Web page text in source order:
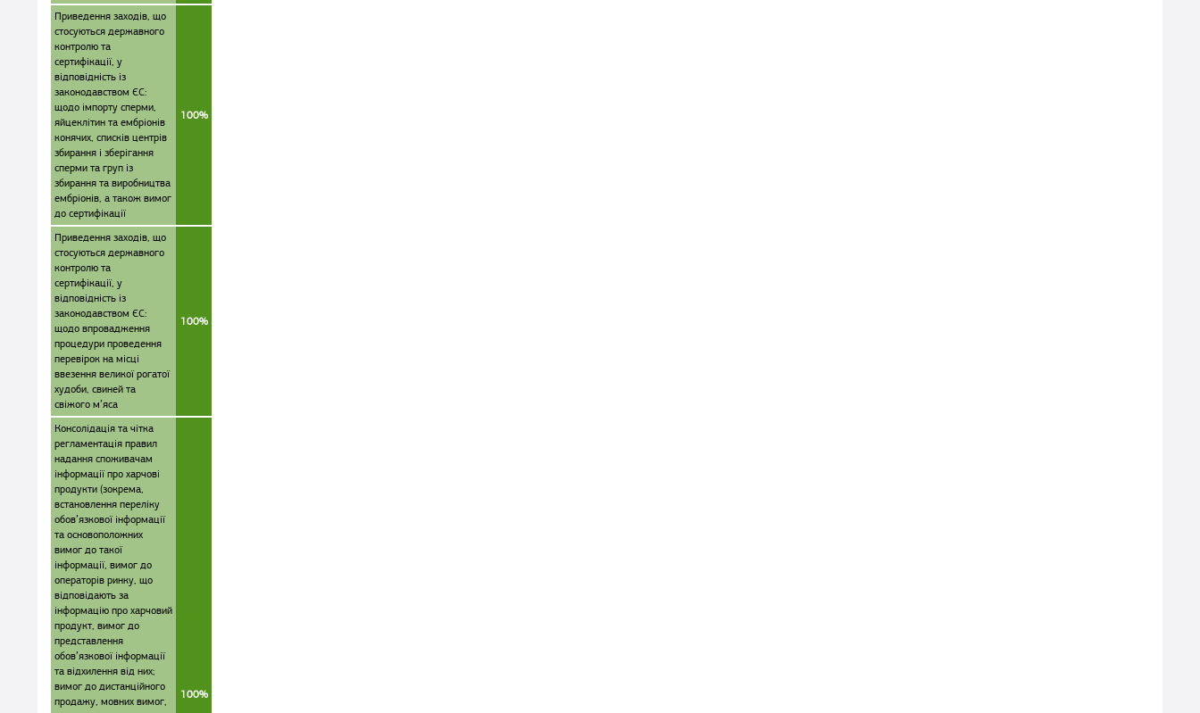
Приведення заходів, що
стосуються державного
контролю та
сертифікації, у
відповідність із
законодавством ЄС:
щодо імпорту сперми,
яйцеклітин та ембріонів
конячих, списків центрів
збирання і зберігання
сперми та груп із
збирання та виробництва
ембріонів, а також вимог
до сертифікації
100%
Приведення заходів, що
стосуються державного
контролю та
сертифікації, у
відповідність із
законодавством ЄС:
щодо впровадження
процедури проведення
перевірок на місці
ввезення великої рогатої
худоби, свиней та
свіжого м’яса
100%
Консолідація та чітка
регламентація правил
надання споживачам
інформації про харчові
продукти (зокрема,
встановлення переліку
обов’язкової інформації
та основоположних
вимог до такої
інформації, вимог до
операторів ринку, що
відповідають за
інформацію про харчовий
продукт, вимог до
представлення
обов’язкової інформації
та відхилення від них;
вимог до дистанційного
продажу, мовних вимог,
100%